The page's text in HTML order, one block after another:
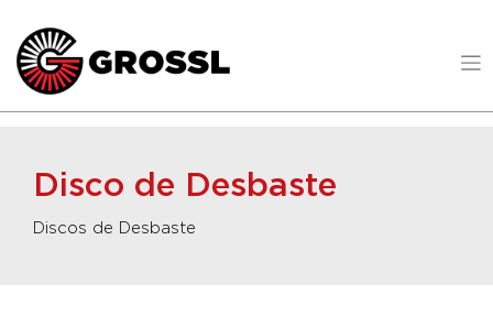
Disco de Desbaste
Discos de Desbaste